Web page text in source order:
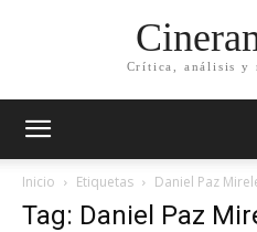
Crítica, análisis y
Inicio Etiquetas Daniel Paz
Tag: Daniel Paz